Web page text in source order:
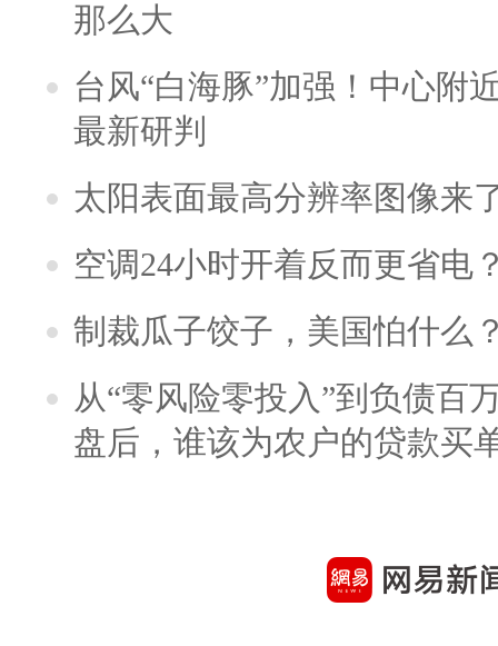
那么大
台风“白海豚”加强！中心附
最新研判
太阳表面最高分辨率图像来
空调24小时开着反而更省电
制裁瓜子饺子，美国怕什么
从“零风险零投入”到负债百
盘后，谁该为农户的贷款买